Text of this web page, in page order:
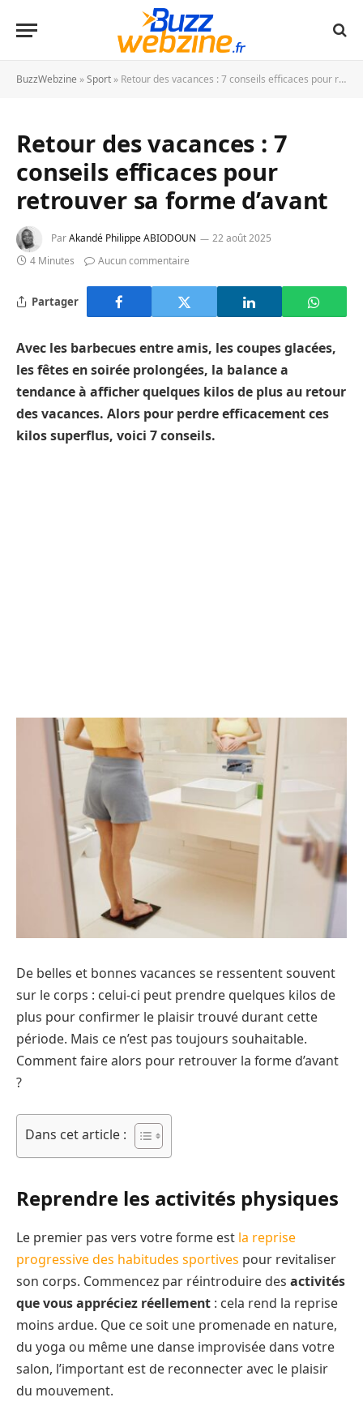
BuzzWebzine »Sport » Retour des vacances : 7 conseils efficaces pour retrouver sa forme d’avant
Retour des vacances : 7
conseils efficaces pour
retrouver sa forme d’avant
ParAkandé Philippe ABIODOUN
22 août 2025
4 Minutes
Aucun commentaire
Partager
Avec les barbecues entre amis, les coupes glacées,
les fêtes en soirée prolongées, la balance a
tendance à afficher quelques kilos de plus au retour
des vacances. Alors pour perdre efficacement ces
kilos superflus, voici 7 conseils.
De belles et bonnes vacances se ressentent souvent
sur le corps : celui-ci peut prendre quelques kilos de
plus pour confirmer le plaisir trouvé durant cette
période. Mais ce n’est pas toujours souhaitable.
Comment faire alors pour retrouver la forme d’avant
?
Dans cet article :
Reprendre les activités physiques
Le premier pas vers votre forme est la reprise
progressive des habitudes sportives pour revitaliser
son corps. Commencez par réintroduire des activités
que vous appréciez réellement : cela rend la reprise
moins ardue. Que ce soit une promenade en nature,
du yoga ou même une danse improvisée dans votre
salon, l’important est de reconnecter avec le plaisir
du mouvement.